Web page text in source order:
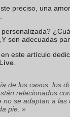
preciso, una
son adecuadas
este artículo
de los casos, los
relacionados
no se adaptan a las
pie. »